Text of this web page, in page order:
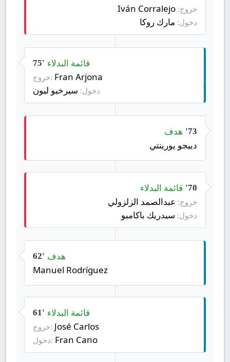
خروج:
دخول: مارك روكا
75' قائمة البدلاء
خروج: Fran Arjona
دخول: سيرخيو ليون
73'
هدف
دييجو يورينتي
70' قائمة البدلاء
خروج: عبدالصمد الزلزولي
دخول: سيدريك باكامبو
62' هدف
Manuel Rodríguez
61' قائمة البدلاء
خروج: José Carlos
دخول: Fran Cano